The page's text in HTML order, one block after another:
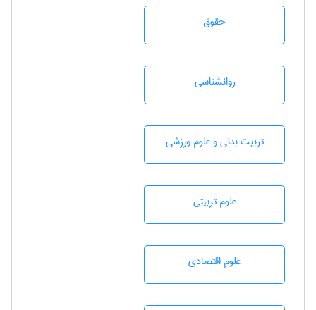
حقوق
روانشناسی
تربيت بدنی و علوم ورزشی
علوم تربيتی
علوم اقتصادی